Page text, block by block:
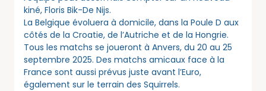
kiné, Floris Bik-De Nijs.
La Belgique évoluera à domicile, dans la Poule D aux
côtés de la Croatie, de l’Autriche et de la Hongrie.
Tous les matchs se joueront à Anvers, du 20 au 25
septembre 2025. Des matchs amicaux face à la
France sont aussi prévus juste avant l’Euro,
également sur le terrain des Squirrels.